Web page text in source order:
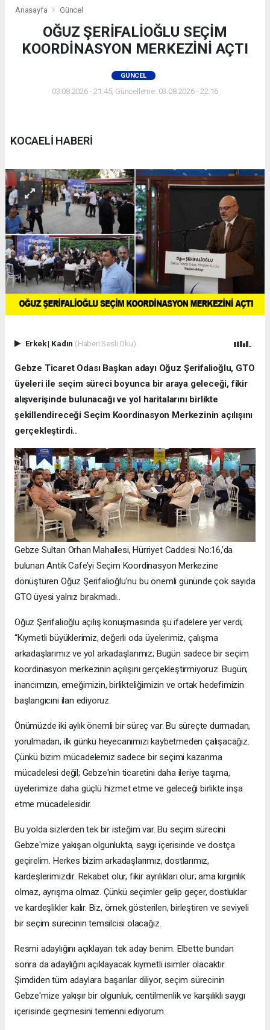
Anasayfa Güncel
OĞUZ ŞERİFALİOĞLU SEÇİM
KOORDİNASYON MERKEZİNİ AÇTI
GÜNCEL
03.08.2026 - 21:45, Güncelleme: 03.08.2026 - 22:16
KOCAELİ HABERİ
Erkek| Kadın (Haberi Sesli Oku)
Gebze Ticaret Odası Başkan adayı Oğuz Şerifalioğlu, GTO
üyeleri ile seçim süreci boyunca bir araya geleceği, fikir
alışverişinde bulunacağı ve yol haritalarını birlikte
şekillendireceği Seçim Koordinasyon Merkezinin açılışını
gerçekleştirdi..
Gebze Sultan Orhan Mahallesi, Hürriyet Caddesi No:16,’da
bulunan Antik Cafe’yi Seçim Koordinasyon Merkezine
dönüştüren Oğuz Şerifalioğlu’nu bu önemli gününde çok sayıda
GTO üyesi yalnız bırakmadı..
Oğuz Şerifalioğlu açılış konuşmasında şu ifadelere yer verdi;
“Kıymetli büyüklerimiz, değerli oda üyelerimiz, çalışma
arkadaşlarımız ve yol arkadaşlarımız; Bugün sadece bir seçim
koordinasyon merkezinin açılışını gerçekleştirmiyoruz. Bugün;
inancımızın, emeğimizin, birlikteliğimizin ve ortak hedefimizin
başlangıcını ilan ediyoruz.
Önümüzde iki aylık önemli bir süreç var. Bu süreçte durmadan,
yorulmadan, ilk günkü heyecanımızı kaybetmeden çalışacağız.
Çünkü bizim mücadelemiz sadece bir seçimi kazanma
mücadelesi değil; Gebze'nin ticaretini daha ileriye taşıma,
üyelerimize daha güçlü hizmet etme ve geleceği birlikte inşa
etme mücadelesidir.
Bu yolda sizlerden tek bir isteğim var. Bu seçim sürecini
Gebze'mize yakışan olgunlukta, saygı içerisinde ve dostça
geçirelim. Herkes bizim arkadaşlarımız, dostlarımız,
kardeşlerimizdir. Rekabet olur, fikir ayrılıkları olur; ama kırgınlık
olmaz, ayrışma olmaz. Çünkü seçimler gelip geçer, dostluklar
ve kardeşlikler kalır. Biz, örnek gösterilen, birleştiren ve seviyeli
bir seçim sürecinin temsilcisi olacağız.
Resmi adaylığını açıklayan tek aday benim. Elbette bundan
sonra da adaylığını açıklayacak kıymetli isimler olacaktır.
Şimdiden tüm adaylara başarılar diliyor, seçim sürecinin
Gebze'mize yakışır bir olgunluk, centilmenlik ve karşılıklı saygı
içerisinde geçmesini temenni ediyorum.